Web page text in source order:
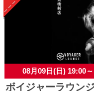
08月09日(日) 19:00～
ボイジャーラウン